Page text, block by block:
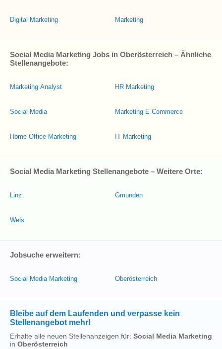
Digital Marketing Marketing
Social Media Marketing Jobs in Oberösterreich – Ähnliche
Stellenangebote:
Marketing Analyst
Social Media
Home Office Marketing
HR Marketing
Marketing E Commerce
IT Marketing
Social Media Marketing Stellenangebote – Weitere Orte:
Linz
Wels
Gmunden
Jobsuche erweitern:
Social Media Marketing Oberösterreich
Bleibe auf dem Laufenden und verpasse kein
Stellenangebot mehr!
Erhalte alle neuen Stellenanzeigen für: Social Media Marketing
in Oberösterreich